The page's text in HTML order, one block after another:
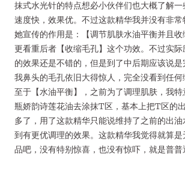
抹式水光针的特点想必小伙伴们也大概了解一
速度快，效果优。不过这款精华我并没有非常
她宣传的作用是：【调节肌肤水油平衡并且
更看重后者【收缩毛孔】这个功效。不过实
的效果还是不错的，但是到了中后期应该说是
我鼻头的毛孔依旧大得惊人，完全没看到任何
至于【水油平衡】，之前为了调理肌肤，我
瓶娇韵诗莲花油去涂抹T区，基本上把T区的
多了，用了这款精华只能说维持了之前的出
到有更优调理的效果。这款精华我觉得就算
品吧，没有特别惊喜，也没有惊吓，就是普普